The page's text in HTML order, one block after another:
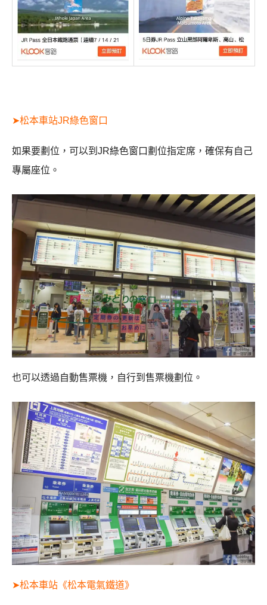
➤松本車站JR綠色窗口
如果要劃位，可以到JR綠色窗口劃位指定席，確保有自己
專屬座位。
也可以透過自動售票機，自行到售票機劃位。
➤松本車站《松本電氣鐵道》